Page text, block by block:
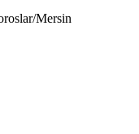
Mersin